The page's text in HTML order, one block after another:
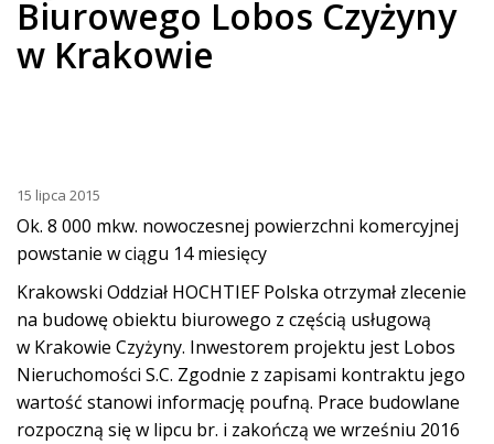
Biurowego Lobos Czyżyny
w Krakowie
15 lipca 2015
Ok. 8 000 mkw. nowoczesnej powierzchni komercyjnej
powstanie w ciągu 14 miesięcy
Krakowski Oddział HOCHTIEF Polska otrzymał zlecenie
na budowę obiektu biurowego z częścią usługową
w Krakowie Czyżyny. Inwestorem projektu jest Lobos
Nieruchomości S.C. Zgodnie z zapisami kontraktu jego
wartość stanowi informację poufną. Prace budowlane
rozpoczną się w lipcu br. i zakończą we wrześniu 2016